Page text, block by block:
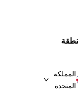
المملكة
المتحدة